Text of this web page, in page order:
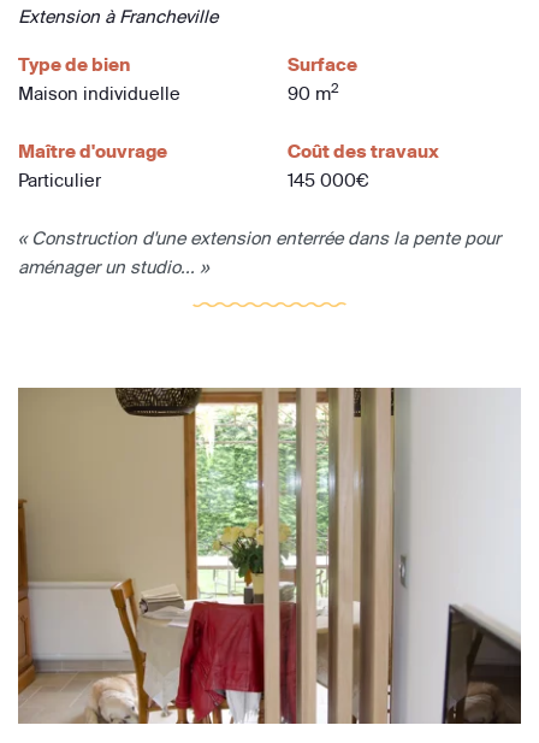
Extension à Francheville
Type de bien
Maison individuelle
Surface
90 m2
Maître d'ouvrage
Particulier
Coût des travaux
145 000€
« Construction d'une extension enterrée dans la pente pour
aménager un studio... »